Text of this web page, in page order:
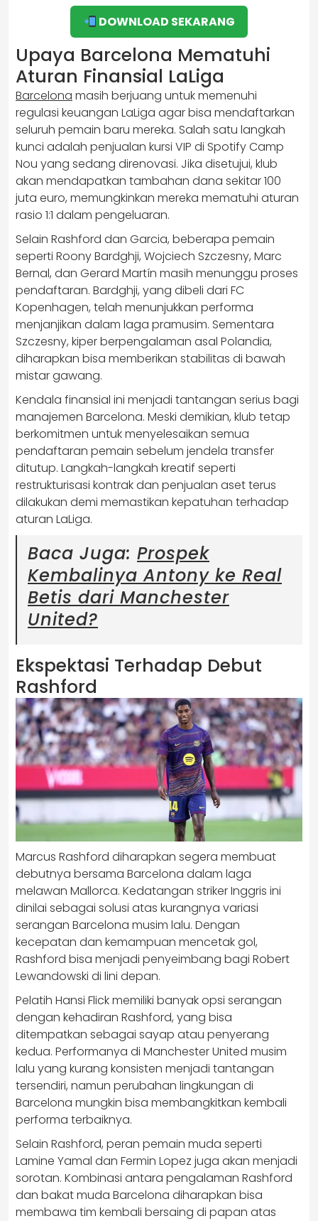
DOWNLOAD SEKARANG
Upaya Barcelona Mematuhi
Aturan Finansial LaLiga
Barcelona masih berjuang untuk memenuhi
regulasi keuangan LaLiga agar bisa mendaftarkan
seluruh pemain baru mereka. Salah satu langkah
kunci adalah penjualan kursi VIP di Spotify Camp
Nou yang sedang direnovasi. Jika disetujui, klub
akan mendapatkan tambahan dana sekitar 100
juta euro, memungkinkan mereka mematuhi aturan
rasio 1:1 dalam pengeluaran.
Selain Rashford dan Garcia, beberapa pemain
seperti Roony Bardghji, Wojciech Szczesny, Marc
Bernal, dan Gerard Martín masih menunggu proses
pendaftaran. Bardghji, yang dibeli dari FC
Kopenhagen, telah menunjukkan performa
menjanjikan dalam laga pramusim. Sementara
Szczesny, kiper berpengalaman asal Polandia,
diharapkan bisa memberikan stabilitas di bawah
mistar gawang.
Kendala finansial ini menjadi tantangan serius bagi
manajemen Barcelona. Meski demikian, klub tetap
berkomitmen untuk menyelesaikan semua
pendaftaran pemain sebelum jendela transfer
ditutup. Langkah-langkah kreatif seperti
restrukturisasi kontrak dan penjualan aset terus
dilakukan demi memastikan kepatuhan terhadap
aturan LaLiga.
Baca Juga: Prospek
Kembalinya Antony ke Real
Betis dari Manchester
United?
Ekspektasi Terhadap Debut
Rashford
Marcus Rashford diharapkan segera membuat
debutnya bersama Barcelona dalam laga
melawan Mallorca. Kedatangan striker Inggris ini
dinilai sebagai solusi atas kurangnya variasi
serangan Barcelona musim lalu. Dengan
kecepatan dan kemampuan mencetak gol,
Rashford bisa menjadi penyeimbang bagi Robert
Lewandowski di lini depan.
Pelatih Hansi Flick memiliki banyak opsi serangan
dengan kehadiran Rashford, yang bisa
ditempatkan sebagai sayap atau penyerang
kedua. Performanya di Manchester United musim
lalu yang kurang konsisten menjadi tantangan
tersendiri, namun perubahan lingkungan di
Barcelona mungkin bisa membangkitkan kembali
performa terbaiknya.
Selain Rashford, peran pemain muda seperti
Lamine Yamal dan Fermin Lopez juga akan menjadi
sorotan. Kombinasi antara pengalaman Rashford
dan bakat muda Barcelona diharapkan bisa
membawa tim kembali bersaing di papan atas